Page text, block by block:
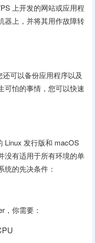
上开发的网站或应用程
器上，并将其用作故障转
可以备份应用程序以及
可怕的事情，您可以快速
Linux 发行版和 macOS
没有适用于所有环境的单
统的先决条件：
，你需要：